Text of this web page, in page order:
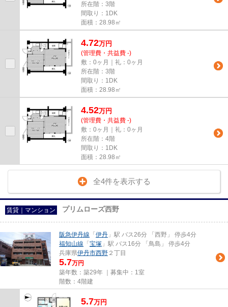
所在階：3階
間取り：1DK
面積：28.98㎡
4.72万円
(管理費・共益費 -)
敷：0ヶ月｜礼：0ヶ月
所在階：3階
間取り：1DK
面積：28.98㎡
4.52万円
(管理費・共益費 -)
敷：0ヶ月｜礼：0ヶ月
所在階：4階
間取り：1DK
面積：28.98㎡
全4件を表示する
賃貸｜マンション プリムローズ西野
阪急伊丹線 「 伊丹 」駅 バス26分 「西野」 停歩4分
福知山線 「 宝塚 」駅 バス16分 「鳥島」 停歩4分
兵庫県伊丹市西野 ２丁目
5.7万円
築年数：築29年 ｜募集中： 1室
階数：4階建
5.7万円